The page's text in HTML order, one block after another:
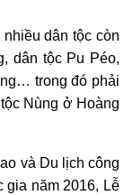
nhiều dân tộc còn
, dân tộc Pu Péo,
… trong đó phải
Nùng ở Hoàng
và Du lịch công
gia năm 2016, Lễ